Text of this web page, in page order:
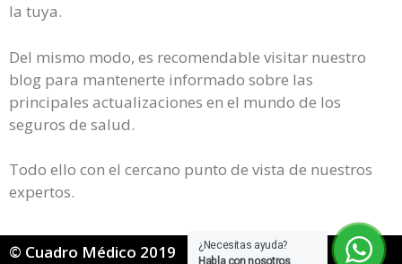
¿Necesitas ayuda?
la tuya.
Del mismo modo, es recomendable visitar nuestro
blog para mantenerte informado sobre las
principales actualizaciones en el mundo de los
seguros de salud.
Todo ello con el cercano punto de vista de nuestros
expertos.
© Cuadro Médico 2019